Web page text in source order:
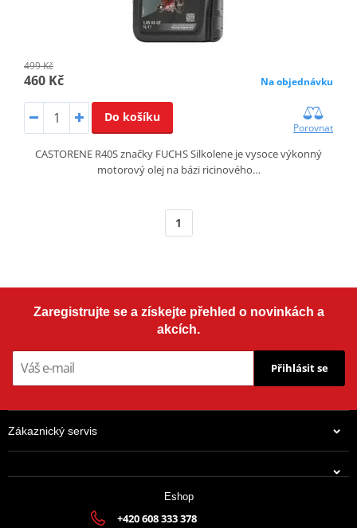
499 Kč
460 Kč Na objednávku
Do košíku
Porovnat
CASTORENE R40S značky FUCHS Silkolene je vysoce výkonný
motorový olej na bázi ricinového…
1
Zaregistrujte se a získejte přehled o novinkách a
akcích.
Přihlásit se
Zákaznický servis
Eshop
+420 608 333 378